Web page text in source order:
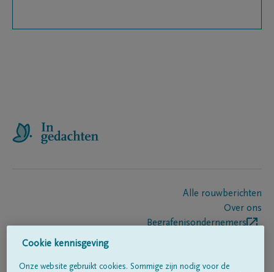
Alle rouwberichten
Over ons
Begrafenisondernemers
Cookie kennisgeving
Onze website gebruikt cookies. Sommige zijn nodig voor de